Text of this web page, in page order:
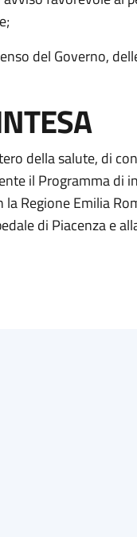
del Governo,
della salute, di
il Programma di
Regione Emilia
di Piacenza e